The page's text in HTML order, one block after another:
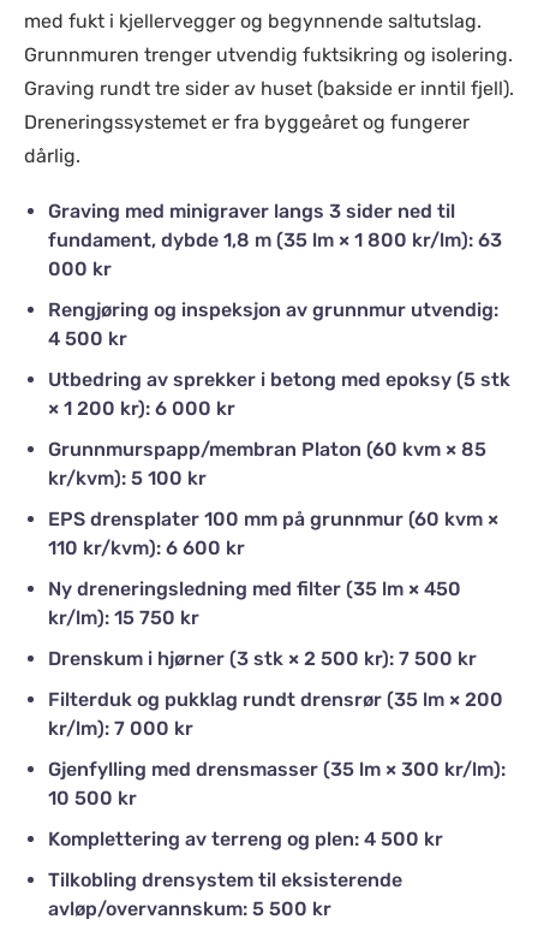
med fukt i kjellervegger og begynnende saltutslag.
Grunnmuren trenger utvendig fuktsikring og isolering.
Graving rundt tre sider av huset (bakside er inntil fjell).
Dreneringssystemet er fra byggeåret og fungerer
dårlig.
Graving med minigraver langs 3 sider ned til
fundament, dybde 1,8 m (35 lm × 1 800 kr/lm): 63
000 kr
Rengjøring og inspeksjon av grunnmur utvendig:
4 500 kr
Utbedring av sprekker i betong med epoksy (5 stk
× 1 200 kr): 6 000 kr
Grunnmurspapp/membran Platon (60 kvm × 85
kr/kvm): 5 100 kr
EPS drensplater 100 mm på grunnmur (60 kvm ×
110 kr/kvm): 6 600 kr
Ny dreneringsledning med filter (35 lm × 450
kr/lm): 15 750 kr
Drenskum i hjørner (3 stk × 2 500 kr): 7 500 kr
Filterduk og pukklag rundt drensrør (35 lm × 200
kr/lm): 7 000 kr
Gjenfylling med drensmasser (35 lm × 300 kr/lm):
10 500 kr
Komplettering av terreng og plen: 4 500 kr
Tilkobling drensystem til eksisterende
avløp/overvannskum: 5 500 kr